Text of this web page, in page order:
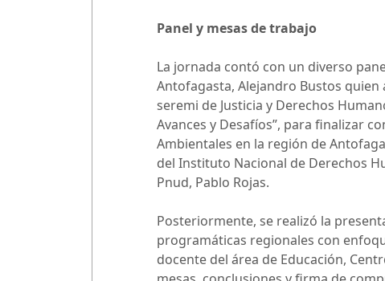
Panel y mesas de trabajo
La jornada contó con un diverso
Antofagasta, Alejandro Bustos quien
seremi de Justicia y Derechos
Avances y Desafíos”, para finalizar
Ambientales en la región de
del Instituto Nacional de Derechos
Pnud, Pablo Rojas.
Posteriormente, se realizó la
programáticas regionales con
docente del área de Educación,